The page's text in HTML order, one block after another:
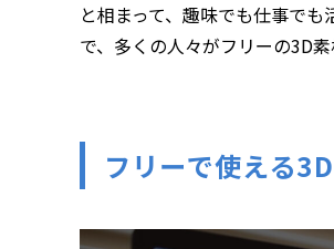
と相まって、趣味でも仕事で
で、多くの人々がフリーの3D
フリーで使える